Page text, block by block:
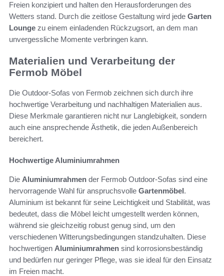
Freien konzipiert und halten den Herausforderungen des
Wetters stand. Durch die zeitlose Gestaltung wird jede Garten
Lounge zu einem einladenden Rückzugsort, an dem man
unvergessliche Momente verbringen kann.
Materialien und Verarbeitung der
Fermob Möbel
Die Outdoor-Sofas von Fermob zeichnen sich durch ihre
hochwertige Verarbeitung und nachhaltigen Materialien aus.
Diese Merkmale garantieren nicht nur Langlebigkeit, sondern
auch eine ansprechende Ästhetik, die jeden Außenbereich
bereichert.
Hochwertige Aluminiumrahmen
Die Aluminiumrahmen der Fermob Outdoor-Sofas sind eine
hervorragende Wahl für anspruchsvolle Gartenmöbel.
Aluminium ist bekannt für seine Leichtigkeit und Stabilität, was
bedeutet, dass die Möbel leicht umgestellt werden können,
während sie gleichzeitig robust genug sind, um den
verschiedenen Witterungsbedingungen standzuhalten. Diese
hochwertigen Aluminiumrahmen sind korrosionsbeständig
und bedürfen nur geringer Pflege, was sie ideal für den Einsatz
im Freien macht.